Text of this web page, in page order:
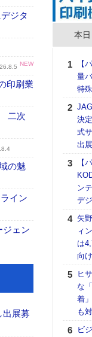
ジタ
NEW
印刷業
二次
の魅
イン
ェン
展募
本日
【
量
特
決
式
出
【
ン
デ
矢
ィ
は
向
ヒ
な
着
も
ビ